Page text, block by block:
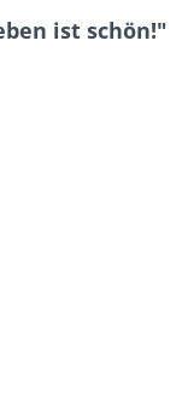
ist schön!"